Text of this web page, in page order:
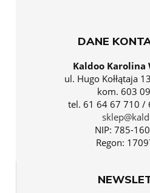
DANE
Kaldoo Karolina
ul. Hugo Kołłątaja
kom. 603
tel. 61 64 67 710 /
NIP: 785-
Regon: